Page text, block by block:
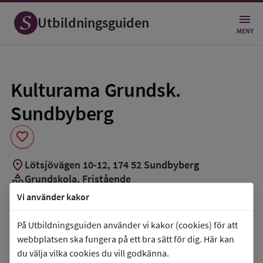
Vi använder kakor
På Utbildningsguiden använder vi kakor (cookies) för att
webbplatsen ska fungera på ett bra sätt för dig. Här kan
du välja vilka cookies du vill godkänna.
Utbildningsguiden MENY
Kulturama Grundsk.
Sundbyberg
favorite
Spara
som
favorit
location_on Lötsjövägen 10-12, 17452 Sundbyberg
categoryGrundskola, Fristående
groups_3 Cirka 510 elever
Vill du kontakta skolan?
phone Telefon:010-1576130